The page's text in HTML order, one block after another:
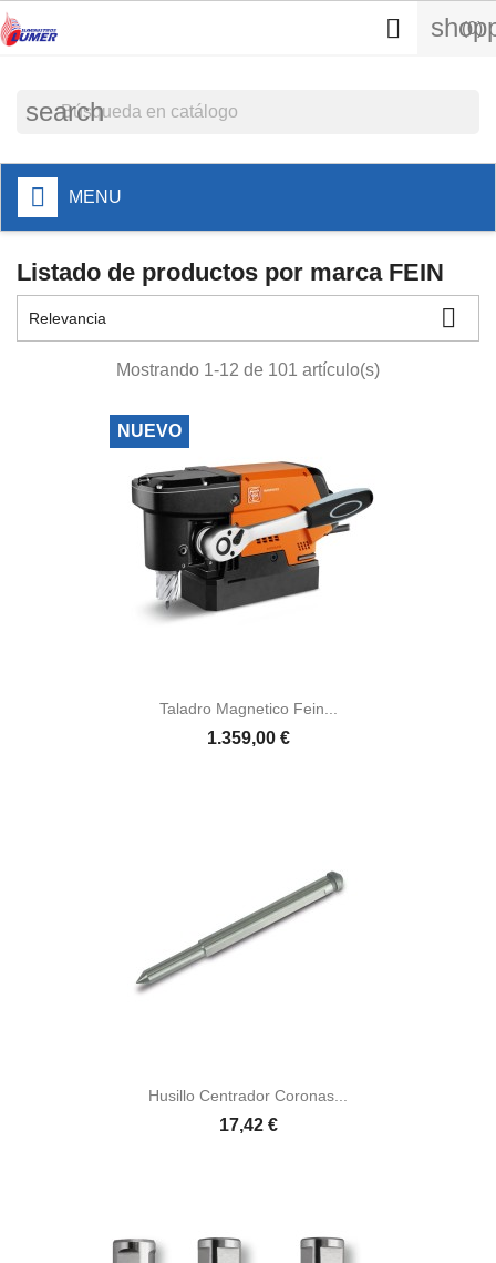
(0)

search
MENU
Listado de productos por marca FEIN
Relevancia 
Mostrando 1-12 de 101 artículo(s)
Taladro Magnetico Fein...
1.359,00 €
NUEVO
Husillo Centrador Coronas...
17,42 €